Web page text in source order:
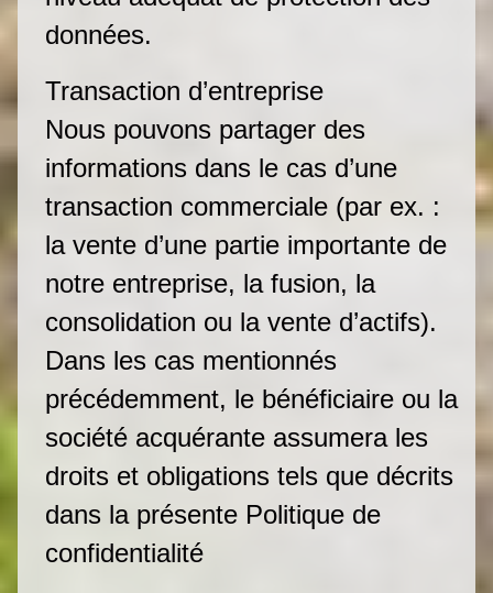
données.
Transaction d’entreprise
Nous pouvons partager des
informations dans le cas d’une
transaction commerciale (par ex. :
la vente d’une partie importante de
notre entreprise, la fusion, la
consolidation ou la vente d’actifs).
Dans les cas mentionnés
précédemment, le bénéficiaire ou la
société acquérante assumera les
droits et obligations tels que décrits
dans la présente Politique de
confidentialité